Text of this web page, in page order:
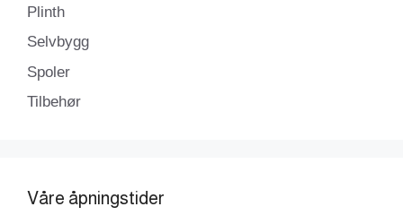
Plinth
Selvbygg
Spoler
Tilbehør
Våre åpningstider